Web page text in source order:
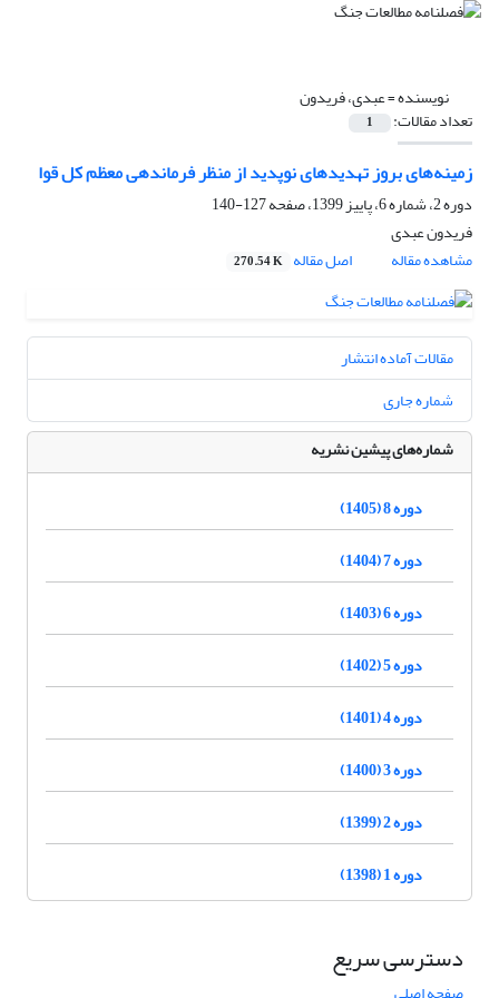
نویسنده =عبدی، فریدون
تعداد مقالات: 1
زمینه‌های بروز تهدید‌های نوپدید از منظر فرماندهی معظم کل قوا
دوره 2، شماره 6، پاییز 1399، صفحه
127-140
فریدون عبدی
مشاهده مقاله
اصل مقاله 270.54 K
مقالات آماده انتشار
شماره جاری
شماره‌های پیشین نشریه
دوره 8 (1405)
دوره 7 (1404)
دوره 6 (1403)
دوره 5 (1402)
دوره 4 (1401)
دوره 3 (1400)
دوره 2 (1399)
دوره 1 (1398)
دسترسی سریع